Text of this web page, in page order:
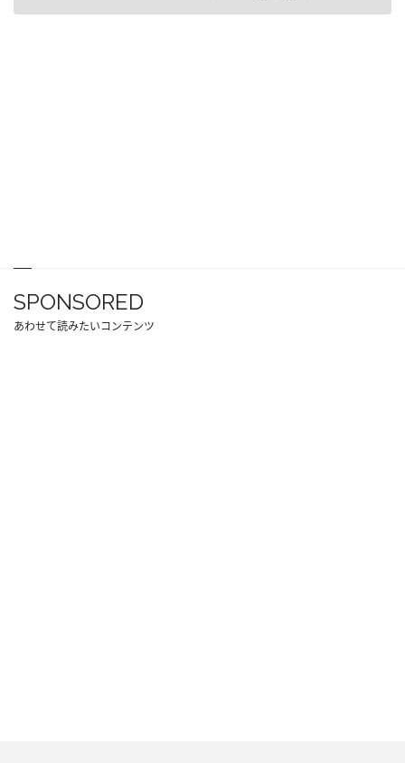
SPONSORED
あわせて読みたいコンテンツ